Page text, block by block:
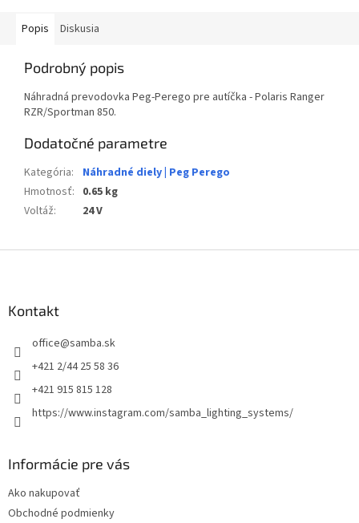
Popis Diskusia
Podrobný popis
Náhradná prevodovka Peg-Perego pre autíčka - Polaris Ranger
RZR/Sportman 850.
Dodatočné parametre
Kategória:
Náhradné diely | Peg Perego
Hmotnosť: 0.65 kg
Voltáž: 24 V
Kontakt
office@samba.sk
+421 2/44 25 58 36
+421 915 815 128
https://www.instagram.com/samba_lighting_systems/
Informácie pre vás
Ako nakupovať
Obchodné podmienky